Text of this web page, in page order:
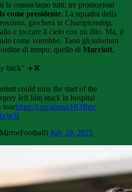
la conosciamo tutti: tre promozioni
come presidente. La squadra della
giocherà in Championship,
e toccare il cielo con un dito. Ma, il
come vorrebbe. Tanti gli infortuni
di tempo: quello di Marriott.
back" ✈️❌
could miss the start of the
left him stuck in hospital
tourhttps://t.co/amxucHQBqv
July 19, 2025